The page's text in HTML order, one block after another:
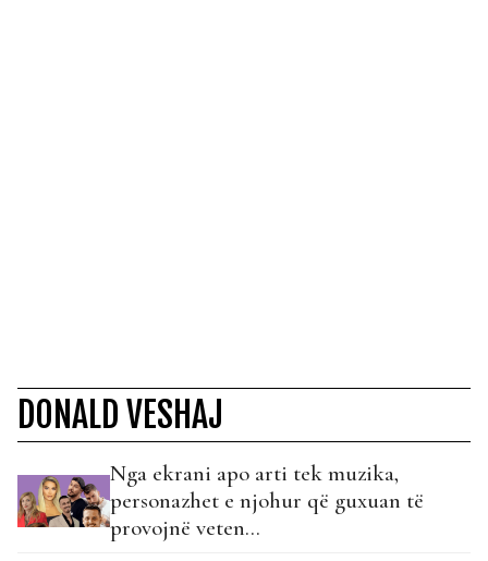
DONALD VESHAJ
Nga ekrani apo arti tek muzika,
personazhet e njohur që guxuan të
provojnë veten…